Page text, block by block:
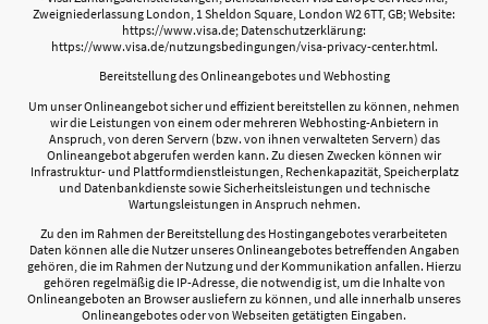
Zweigniederlassung London, 1 Sheldon Square, London W2 6TT, GB; Website:
https://www.visa.de; Datenschutzerklärung:
https://www.visa.de/nutzungsbedingungen/visa-privacy-center.html.
Bereitstellung des Onlineangebotes und Webhosting
Um unser Onlineangebot sicher und effizient bereitstellen zu können, nehmen
wir die Leistungen von einem oder mehreren Webhosting-Anbietern in
Anspruch, von deren Servern (bzw. von ihnen verwalteten Servern) das
Onlineangebot abgerufen werden kann. Zu diesen Zwecken können wir
Infrastruktur- und Plattformdienstleistungen, Rechenkapazität, Speicherplatz
und Datenbankdienste sowie Sicherheitsleistungen und technische
Wartungsleistungen in Anspruch nehmen.
Zu den im Rahmen der Bereitstellung des Hostingangebotes verarbeiteten
Daten können alle die Nutzer unseres Onlineangebotes betreffenden Angaben
gehören, die im Rahmen der Nutzung und der Kommunikation anfallen. Hierzu
gehören regelmäßig die IP-Adresse, die notwendig ist, um die Inhalte von
Onlineangeboten an Browser ausliefern zu können, und alle innerhalb unseres
Onlineangebotes oder von Webseiten getätigten Eingaben.